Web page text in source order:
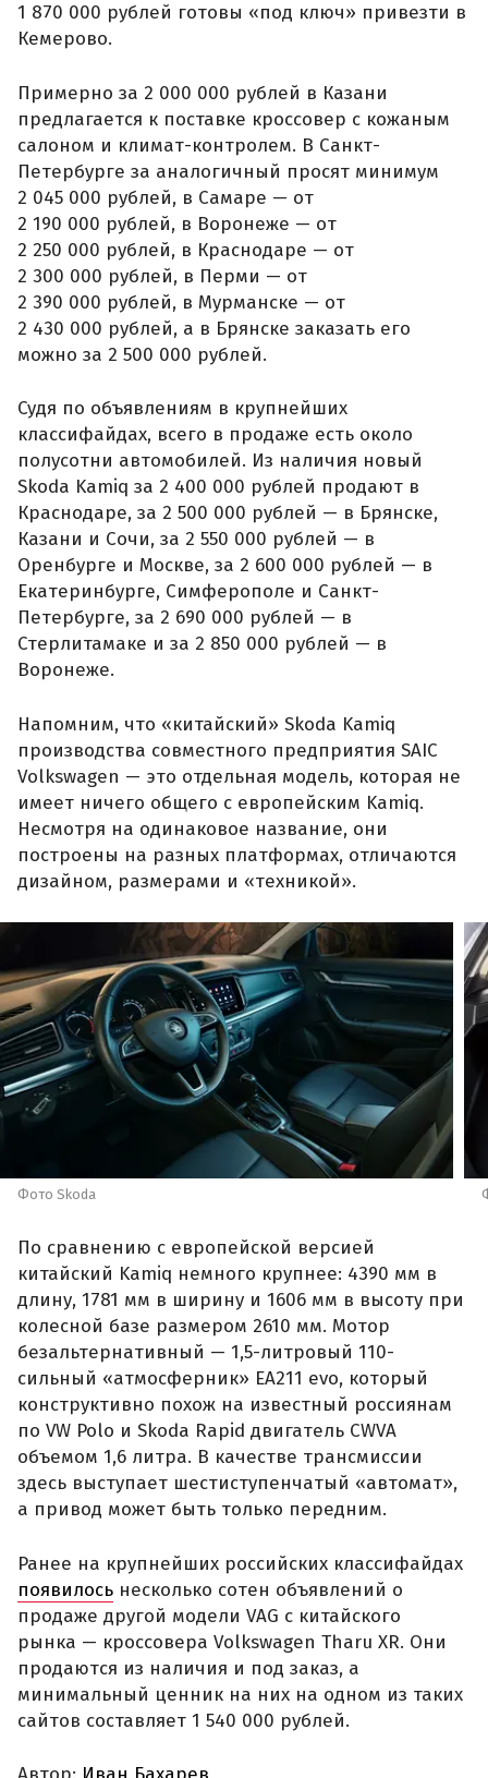
1 870 000 рублей готовы «под ключ» привезти в
Кемерово.
Примерно за 2 000 000 рублей в Казани
предлагается к поставке кроссовер с кожаным
салоном и климат-контролем. В Санкт-
Петербурге за аналогичный просят минимум
2 045 000 рублей, в Самаре — от
2 190 000 рублей, в Воронеже — от
2 250 000 рублей, в Краснодаре — от
2 300 000 рублей, в Перми — от
2 390 000 рублей, в Мурманске — от
2 430 000 рублей, а в Брянске заказать его
можно за 2 500 000 рублей.
Судя по объявлениям в крупнейших
классифайдах, всего в продаже есть около
полусотни автомобилей. Из наличия новый
Skoda Kamiq за 2 400 000 рублей продают в
Краснодаре, за 2 500 000 рублей — в Брянске,
Казани и Сочи, за 2 550 000 рублей — в
Оренбурге и Москве, за 2 600 000 рублей — в
Екатеринбурге, Симферополе и Санкт-
Петербурге, за 2 690 000 рублей — в
Стерлитамаке и за 2 850 000 рублей — в
Воронеже.
Напомним, что «китайский» Skoda Kamiq
производства совместного предприятия SAIC
Volkswagen — это отдельная модель, которая не
имеет ничего общего с европейским Kamiq.
Несмотря на одинаковое название, они
построены на разных платформах, отличаются
дизайном, размерами и «техникой».
Фото Skoda
По сравнению с европейской версией
китайский Kamiq немного крупнее: 4390 мм в
длину, 1781 мм в ширину и 1606 мм в высоту при
колесной базе размером 2610 мм. Мотор
безальтернативный — 1,5-литровый 110-
сильный «атмосферник» ЕА211 evo, который
конструктивно похож на известный россиянам
по VW Polo и Skoda Rapid двигатель CWVA
объемом 1,6 литра. В качестве трансмиссии
здесь выступает шестиступенчатый «автомат»,
а привод может быть только передним.
Ранее на крупнейших российских классифайдах
появилось несколько сотен объявлений о
продаже другой модели VAG с китайского
рынка — кроссовера Volkswagen Tharu XR. Они
продаются из наличия и под заказ, а
минимальный ценник на них на одном из таких
сайтов составляет 1 540 000 рублей.